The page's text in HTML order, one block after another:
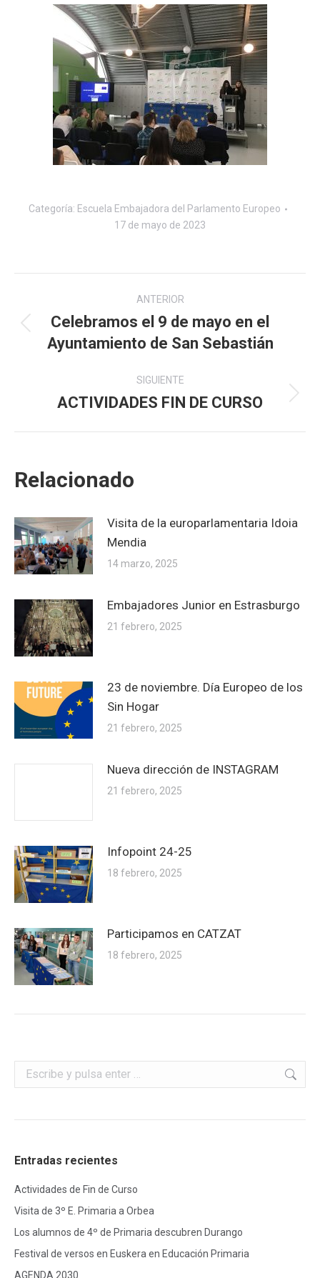
Categoría: Escuela Embajadora del Parlamento Europeo
17 de mayo de 2023
Navegación
entre
publicaciones
ANTERIOR
Publicación
anterior:
Celebramos el 9 de mayo en el
Ayuntamiento de San Sebastián
SIGUIENTE
Publicación
ACTIVIDADES FIN DE CURSO
Relacionado
Visita de la europarlamentaria Idoia
Mendia
14 marzo, 2025
Embajadores Junior en Estrasburgo
21 febrero, 2025
23 de noviembre. Día Europeo de los
Sin Hogar
21 febrero, 2025
Nueva dirección de INSTAGRAM
21 febrero, 2025
Infopoint 24-25
18 febrero, 2025
Participamos en CATZAT
18 febrero, 2025
Buscar:
Entradas recientes
Actividades de Fin de Curso
Visita de 3º E. Primaria a Orbea
Los alumnos de 4º de Primaria descubren Durango
Festival de versos en Euskera en Educación Primaria
AGENDA 2030